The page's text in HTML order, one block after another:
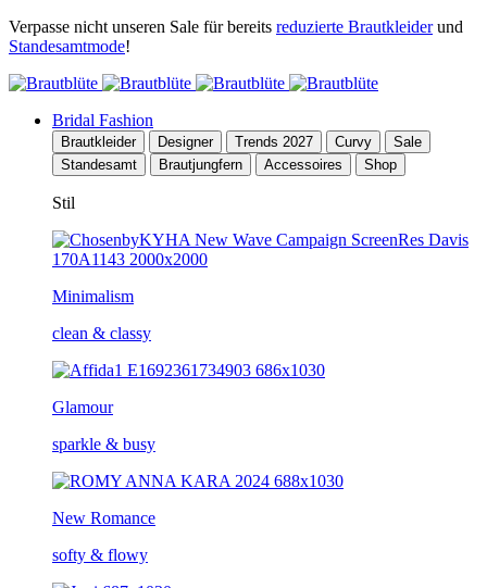
Verpasse nicht unseren Sale für bereits reduzierte Brautkleiderund
Standesamtmode!
Bridal Fashion
Brautkleider Designer Trends 2027 Curvy
Sale
Standesamt
Brautjungfern Accessoires Shop
Stil
Minimalism
clean & classy
Glamour
sparkle & busy
New Romance
softy & flowy